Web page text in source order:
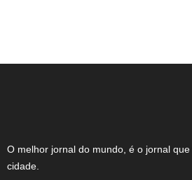
O melhor jornal do mundo, é o jornal
cidade.